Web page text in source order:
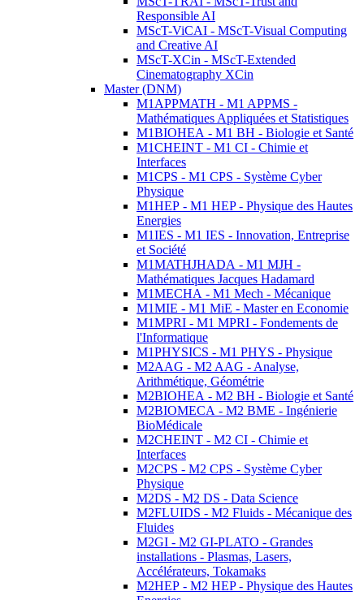
Responsible AI
MScT-ViCAI - MScT-Visual Computing
and Creative AI
MScT-XCin - MScT-Extended
Cinematography XCin
Master (DNM)
M1APPMATH - M1 APPMS -
Mathématiques Appliquées et Statistiques
M1BIOHEA - M1 BH - Biologie et Santé
M1CHEINT - M1 CI - Chimie et
Interfaces
M1CPS - M1 CPS - Système Cyber
Physique
M1HEP - M1 HEP - Physique des Hautes
Energies
M1IES - M1 IES - Innovation, Entreprise
et Société
M1MATHJHADA - M1 MJH -
Mathématiques Jacques Hadamard
M1MECHA - M1 Mech - Mécanique
M1MIE - M1 MiE - Master en Economie
M1MPRI - M1 MPRI - Fondements de
l'Informatique
M1PHYSICS - M1 PHYS - Physique
M2AAG - M2 AAG - Analyse,
Arithmétique, Géométrie
M2BIOHEA - M2 BH - Biologie et Santé
M2BIOMECA - M2 BME - Ingénierie
BioMédicale
M2CHEINT - M2 CI - Chimie et
Interfaces
M2CPS - M2 CPS - Système Cyber
Physique
M2DS - M2 DS - Data Science
M2FLUIDS - M2 Fluids - Mécanique des
Fluides
M2GI - M2 GI-PLATO - Grandes
installations - Plasmas, Lasers,
Accélérateurs, Tokamaks
M2HEP - M2 HEP - Physique des Hautes